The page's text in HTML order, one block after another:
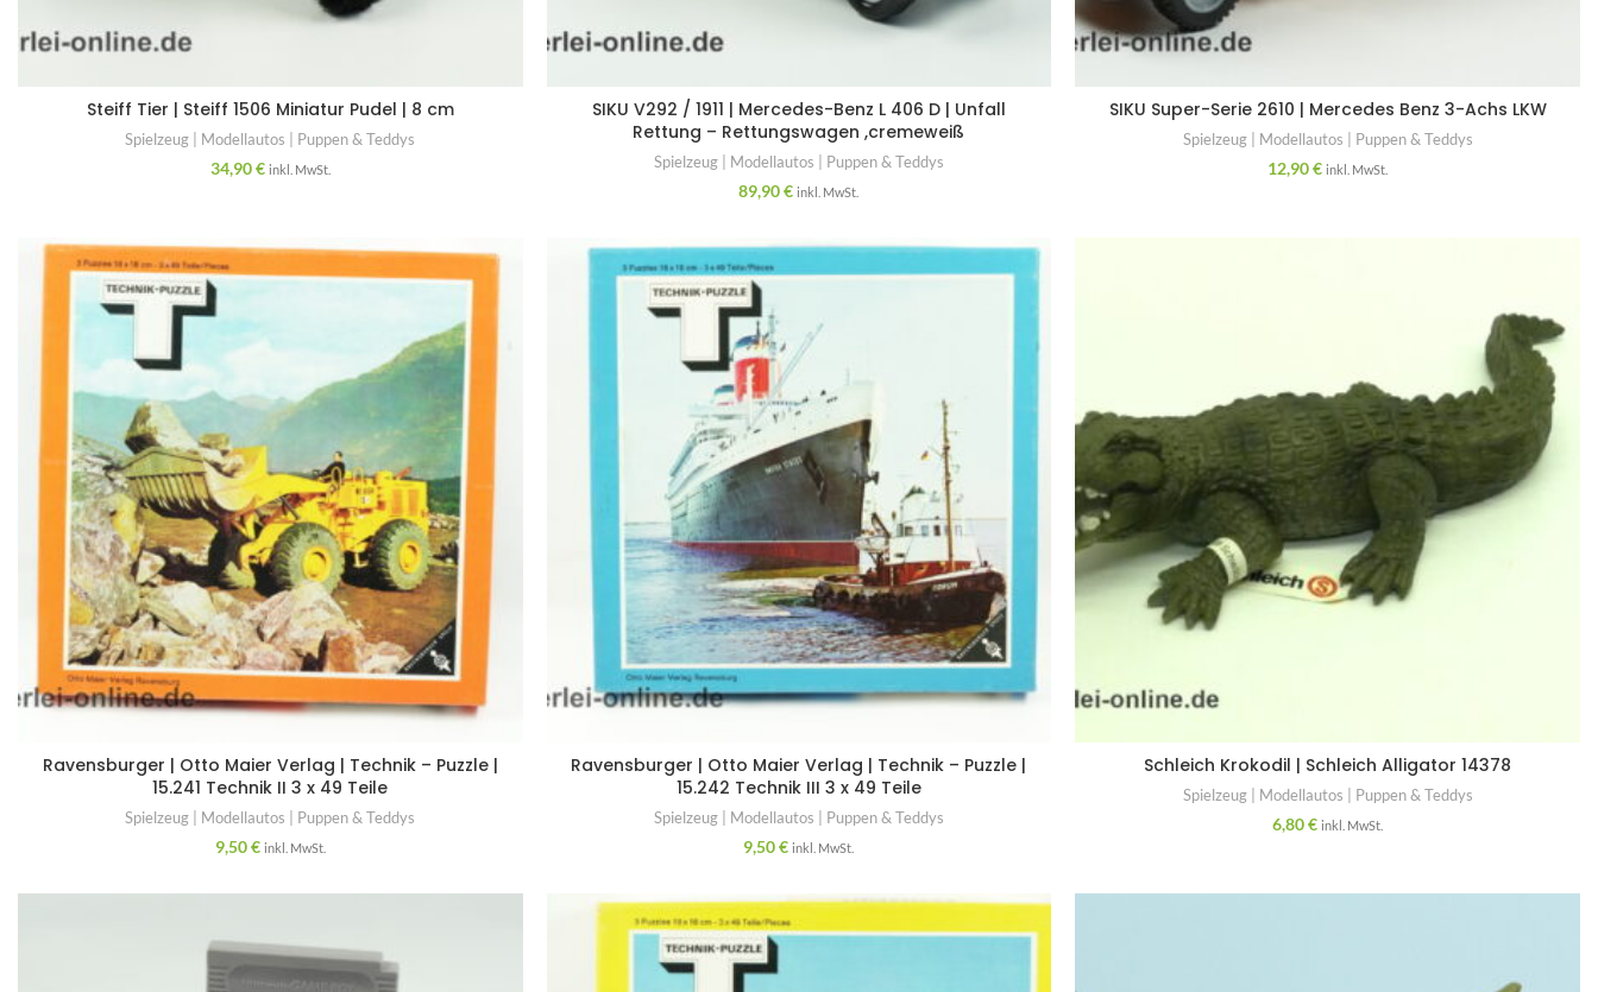
Steiff Tier | Steiff 1506 Miniatur Pudel | 8 cm
Spielzeug | Modellautos | Puppen & Teddys
34,90€ inkl. MwSt.
SIKU V292 / 1911 | Mercedes-Benz L 406 D | Unfall
Rettung – Rettungswagen ,cremeweiß
Spielzeug | Modellautos | Puppen & Teddys
89,90€ inkl. MwSt.
SIKU Super-Serie 2610 | Mercedes Benz 3-Achs LKW
Spielzeug | Modellautos | Puppen & Teddys
12,90€ inkl. MwSt.
Ravensburger | Otto Maier Verlag | Technik – Puzzle |
15.241 Technik II 3 x 49 Teile
Spielzeug | Modellautos | Puppen & Teddys
9,50€ inkl. MwSt.
Ravensburger | Otto Maier Verlag | Technik – Puzzle |
15.242 Technik III 3 x 49 Teile
Spielzeug | Modellautos | Puppen & Teddys
9,50€ inkl. MwSt.
Schleich Krokodil | Schleich Alligator 14378
Spielzeug | Modellautos | Puppen & Teddys
6,80€ inkl. MwSt.